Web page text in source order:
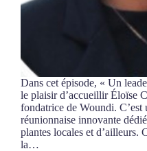
Dans cet épisode, « Un
le plaisir d’accueillir Éloïse
fondatrice de Woundi. C’est
réunionnaise innovante
plantes locales et d’ailleurs.
la…